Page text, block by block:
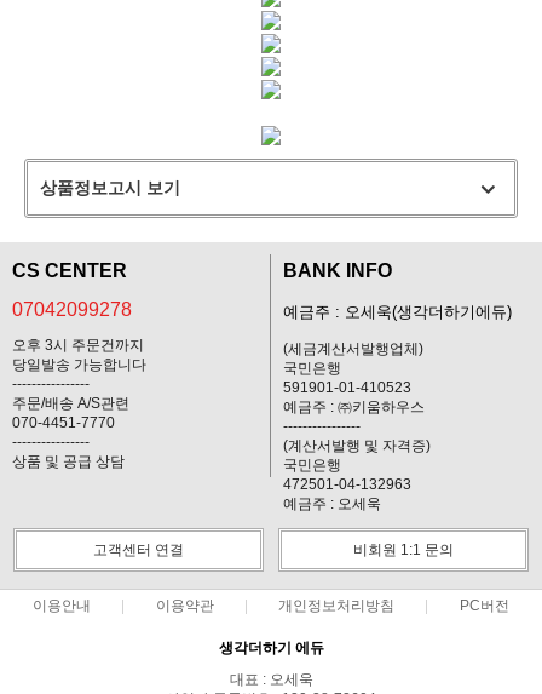
상품정보고시 보기
CS CENTER
07042099278
오후 3시 주문건까지
당일발송 가능합니다
----------------
주문/배송 A/S관련
070-4451-7770
----------------
상품 및 공급 상담
BANK INFO
예금주 : 오세욱(생각더하기에듀)
(세금계산서발행업체)
국민은행
591901-01-410523
예금주 : ㈜키움하우스
----------------
(계산서발행 및 자격증)
국민은행
472501-04-132963
예금주 : 오세욱
고객센터 연결 비회원 1:1 문의
이용안내 이용약관 개인정보처리방침 PC버전
생각더하기 에듀
대표 : 오세욱